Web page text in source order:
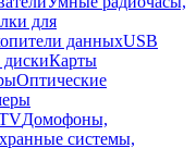
для
данныхUSB
Карты
Оптические
Домофоны,
системы,